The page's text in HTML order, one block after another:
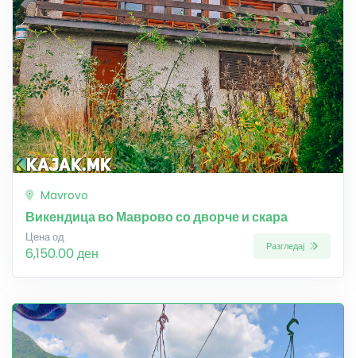
Mavrovo
Викендица во Маврово со дворче и скара
Цена од
6,150.00 ден Разгледај